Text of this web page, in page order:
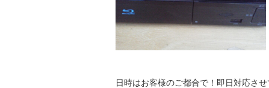
日時はお客様のご都合で！即日対応させ